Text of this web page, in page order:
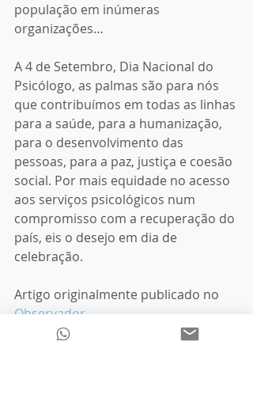
população em inúmeras
organizações…
A 4 de Setembro, Dia Nacional do
Psicólogo, as palmas são para nós
que contribuímos em todas as linhas
para a saúde, para a humanização,
para o desenvolvimento das
pessoas, para a paz, justiça e coesão
social. Por mais equidade no acesso
aos serviços psicológicos num
compromisso com a recuperação do
país, eis o desejo em dia de
celebração.
Artigo originalmente publicado no
Observador